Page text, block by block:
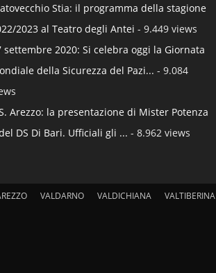
Stia: il programma della stagione
2023 al Teatro degli Antei - 9.449 views
settembre 2020: Si celebra oggi la Giornata
della Sicurezza del Pazi... - 9.084
Arezzo: la presentazione di Mister Potenza
DS Di Bari. Ufficiali gli ... - 8.962 views
VALDARNO VALDICHIANA VALTIBERINA